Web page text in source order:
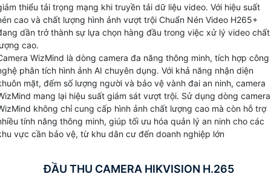
thiểu tải trọng mạng khi truyền tải dữ liệu video. Với hiệu suất
cao và chất lượng hình ảnh vượt trội Chuẩn Nén Video H265+
dần trở thành sự lựa chọn hàng đầu trong việc xử lý video chất
cao.
WizMind là dòng camera đa năng thông minh, tích hợp công
phân tích hình ảnh AI chuyên dụng. Với khả năng nhận diện
mặt, đếm số lượng người và bảo vệ vành đai an ninh, camera
mang lại hiệu suất giám sát vượt trội. Sử dụng dòng camera
không chỉ cung cấp hình ảnh chất lượng cao mà còn hỗ trợ
tính năng thông minh, giúp tối ưu hóa quản lý an ninh cho các
vực cần bảo vệ, từ khu dân cư đến doanh nghiệp lớn
ĐẦU THU CAMERA HIKVISION H.265